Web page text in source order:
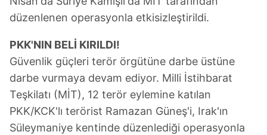
Sitemizde kendimize ve üçüncü kişilere ait çerezler
kullanılmaktadır. Bu çerezler vasıtasıyla çeşitli kişisel
verileriniz işlenmekte olup gerekli olan çerezler bilgi
toplumu hizmetlerinin sunulması amacıyla
kullanılmaktadır. Diğer çerezler, sitemizin daha işlevsel
kılınması ve kişiselleştirilmesi ve sizlere yönelik
reklam/pazarlama faaliyetlerinin yapılması, amaçlarıyla
düzenlenen operasyonla etkisizleştirildi.
PKK'NIN BELİ KIRILDI!
Güvenlik güçleri terör örgütüne darbe üstüne
darbe vurmaya devam ediyor. Milli İstihbarat
Teşkilatı (MİT), 12 terör eylemine katılan
PKK/KCK'lı terörist Ramazan Güneş'i, Irak'ın
Süleymaniye kentinde düzenlediği operasyonla